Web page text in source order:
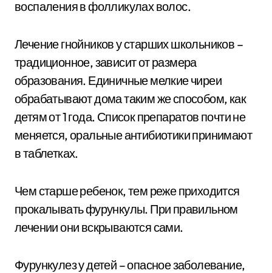
воспаления в фолликулах волос.
Лечение гнойников у старших школьников –
традиционное, зависит от размера
образования. Единичные мелкие чиреи
обрабатывают дома таким же способом, как
детям от 1 года. Список препаратов почти не
меняется, оральные антибиотики принимают
в таблетках.
Чем старше ребенок, тем реже приходится
прокалывать фурункулы. При правильном
лечении они вскрываются сами.
Фурункулез у детей – опасное заболевание,